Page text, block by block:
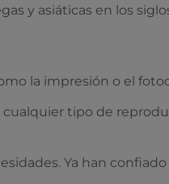
y asiáticas en los siglos
la impresión o el
cualquier tipo de
Ya han